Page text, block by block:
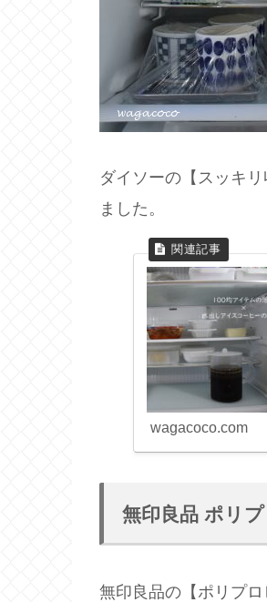
ダイソーの【スッキ
ました。
wagacoco.com
無印良品 ポリ
無印良品の【ポリプ